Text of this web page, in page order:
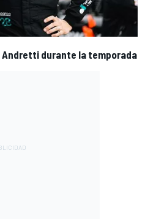
durante la temporada